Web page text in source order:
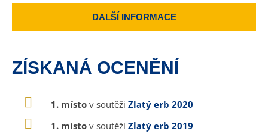
DALŠÍ INFORMACE
ZÍSKANÁ OCENĚNÍ
1. místo v soutěži Zlatý erb 2020
1. místo v soutěži Zlatý erb 2019